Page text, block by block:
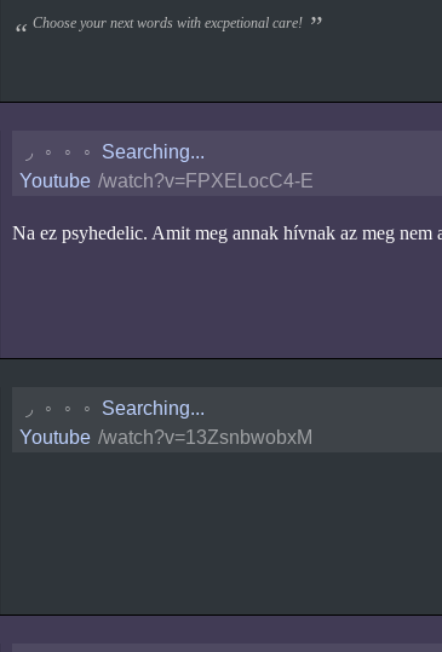
Choose your next words with excpetional care!
◟ ◦ ◦ ◦
Searching...
Youtube /watch?v=FPXELocC4-E
Na ez psyhedelic. Amit meg annak hívnak az meg nem
◟ ◦ ◦ ◦
Searching...
Youtube /watch?v=13ZsnbwobxM